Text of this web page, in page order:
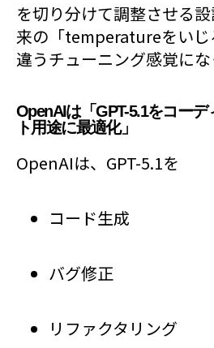
を切り分けて調整させる
来の「temperatureをいじ
違うチューニング感覚にな
OpenAIは「GPT-5.1をコー
ト用途に最適化」
OpenAIは、GPT-5.1を
コード生成
バグ修正
リファクタリング